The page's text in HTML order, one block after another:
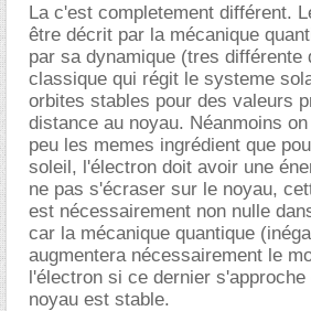
La c'est completement différent.
être décrit par la mécanique
par sa dynamique (tres différente
classique qui régit le systeme
orbites stables pour des valeurs
distance au noyau. Néanmoins
peu les memes ingrédient que
soleil, l'électron doit avoir une
ne pas s'écraser sur le noyau,
est nécessairement non nulle
car la mécanique quantique
augmentera nécessairement le
l'électron si ce dernier
noyau est stable.